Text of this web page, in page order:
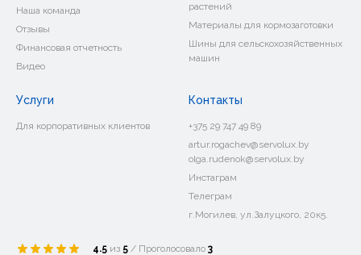
Наша команда
Отзывы
Финансовая отчетность
Видео
растений
Материалы для кормозаготовки
Шины для сельскохозяйственных
машин
Услуги
Для корпоративных клиентов
Контакты
+375 29 747 49 89
artur.rogachev@servolux.by
olga.rudenok@servolux.by
Инстаграм
Телеграм
г.Могилев, ул.Залуцкого, 20к5.
4.5 из 5 / Проголосовало 3